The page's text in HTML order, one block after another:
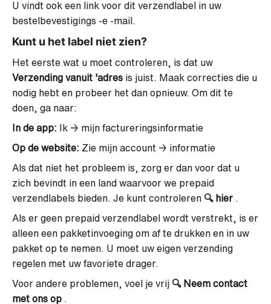
U vindt ook een link voor dit verzendlabel in uw
bestelbevestigings -e -mail.
Kunt u het label niet zien?
Het eerste wat u moet controleren, is dat uw
Verzending vanuit 'adres is juist. Maak correcties die u
nodig hebt en probeer het dan opnieuw. Om dit te
doen, ga naar:
In de app: Ik → mijn factureringsinformatie
Op de website: Zie mijn account → informatie
Als dat niet het probleem is, zorg er dan voor dat u
zich bevindt in een land waarvoor we prepaid
verzendlabels bieden. Je kunt controleren 🔍 hier
Als er geen prepaid verzendlabel wordt verstrekt, is er
alleen een pakketinvoeging om af te drukken en in uw
pakket op te nemen. U moet uw eigen verzending
regelen met uw favoriete drager.
Voor andere problemen, voel je vrij 🔍 Neem contact
met ons op